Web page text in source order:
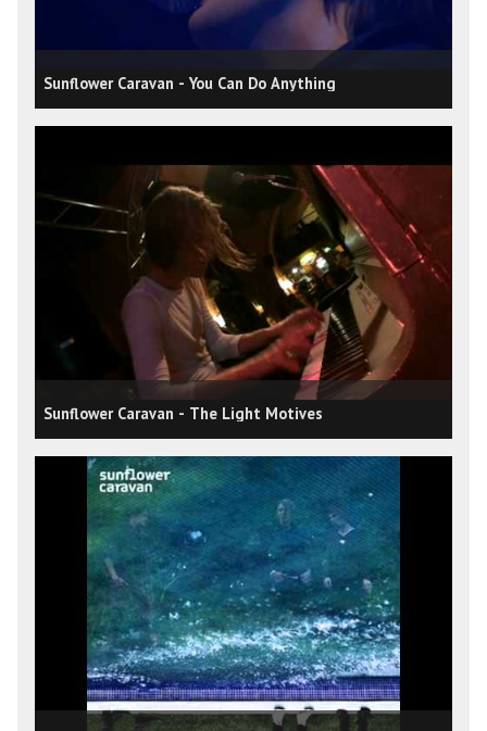
Sunflower Caravan - You Can Do Anything
Sunflower Caravan - The Light Motives